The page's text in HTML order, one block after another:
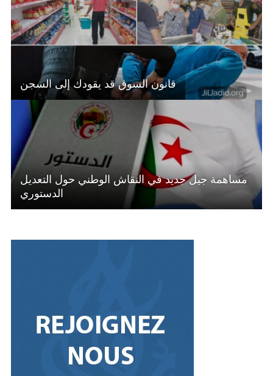
قانون السوق قد يقودك إلى السجن
مساهمة جيل جديد في النقاش الوطني حول التعديل
الدستوري